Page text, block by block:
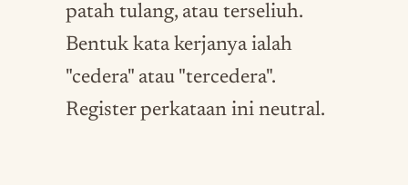
patah tulang, atau terseliuh.
Bentuk kata kerjanya ialah
"cedera" atau "tercedera".
Register perkataan ini neutral.